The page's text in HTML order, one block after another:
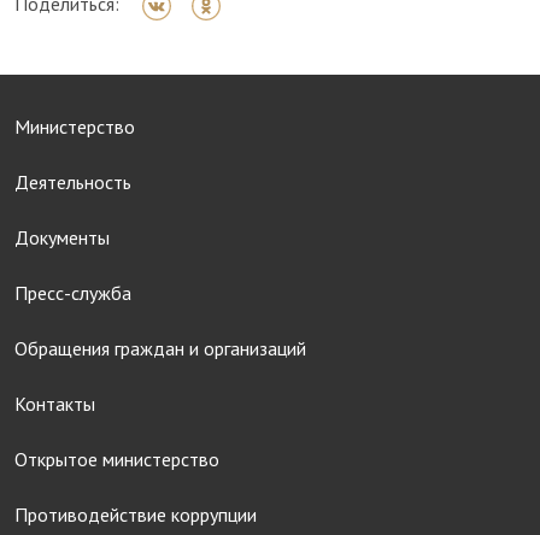
Министерство
Деятельность
Документы
Пресс-служба
Обращения граждан и организаций
Контакты
Открытое министерство
Противодействие коррупции